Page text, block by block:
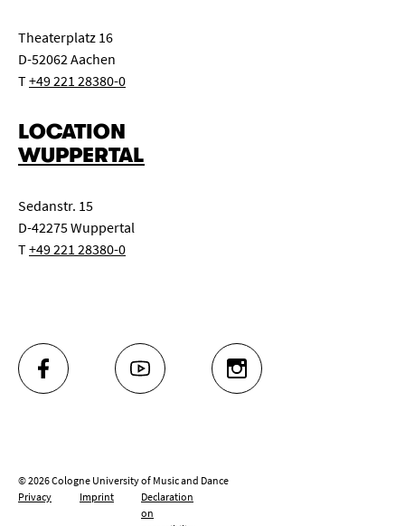
Theaterplatz 16
D-52062 Aachen
T+49 221 28380-0
LOCATION
WUPPERTAL
Sedanstr. 15
D-42275 Wuppertal
T+49 221 28380-0
FACEBOOK YOUTUBE INSTAGRAM
© 2026 Cologne University of Music and Dance
Privacy
Imprint
Declaration
on